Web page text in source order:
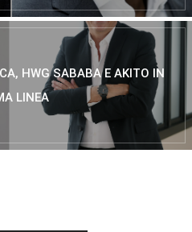
HWG SABABA E AKITO IN
LINEA